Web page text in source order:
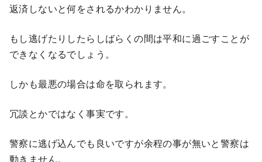
返済しないと何をされるかわかりません。
もし逃げたりしたらしばらくの間は平和に過ごすことが
できなくなるでしょう。
しかも最悪の場合は命を取られます。
冗談とかではなく事実です。
警察に逃げ込んでも良いですが余程の事が無いと警察は
動きません。